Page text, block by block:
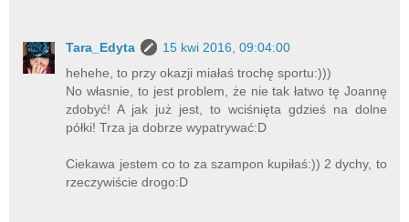
Tara_Edyta
15 kwi 2016, 09:04:00
hehehe, to przy okazji miałaś trochę sportu:)))
No własnie, to jest problem, że nie tak łatwo tę Joannę
zdobyć! A jak już jest, to wciśnięta gdzieś na dolne
półki! Trza ja dobrze wypatrywać:D
Ciekawa jestem co to za szampon kupiłaś:)) 2 dychy, to
rzeczywiście drogo:D